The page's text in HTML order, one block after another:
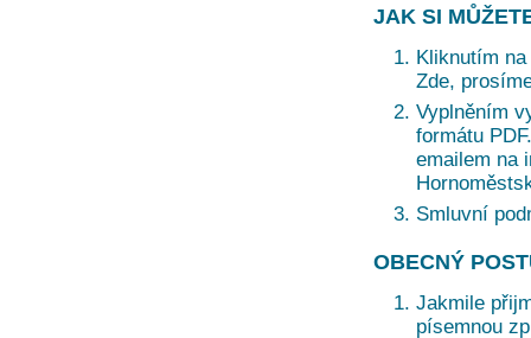
JAK SI
Kliknutím
Zde,
Vyplněním
formátu
emailem na
Smluvní
OBECNÝ
Jakmile
písemnou